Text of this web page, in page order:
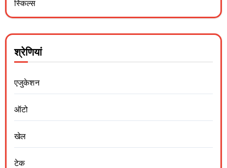
स्किल्स
श्रेणियां
एजुकेशन
ऑटो
खेल
टेक